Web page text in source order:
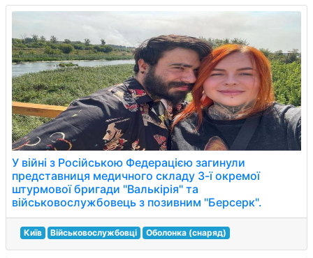
У війні з Російською Федерацією загинули
представниця медичного складу 3-ї окремої
штурмової бригади "Валькірія" та
військовослужбовець з позивним "Берсерк".
Київ Військовослужбовці Оболонка (снаряд)